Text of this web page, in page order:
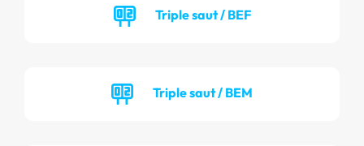
Triple saut / BEF
Triple saut / BEM